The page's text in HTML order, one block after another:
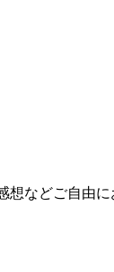
などご自由に